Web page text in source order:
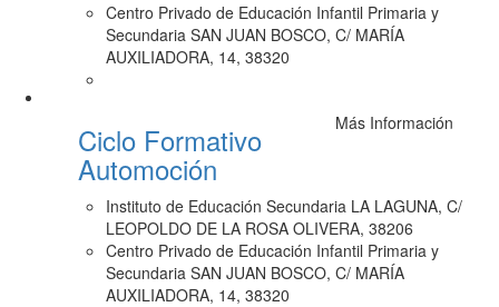
Centro Privado de Educación Infantil Primaria y
Secundaria SAN JUAN BOSCO, C/ MARÍA
AUXILIADORA, 14, 38320
Ciclo Formativo
Automoción
Más Información
Instituto de Educación Secundaria LA LAGUNA, C/
LEOPOLDO DE LA ROSA OLIVERA, 38206
Centro Privado de Educación Infantil Primaria y
Secundaria SAN JUAN BOSCO, C/ MARÍA
AUXILIADORA, 14, 38320